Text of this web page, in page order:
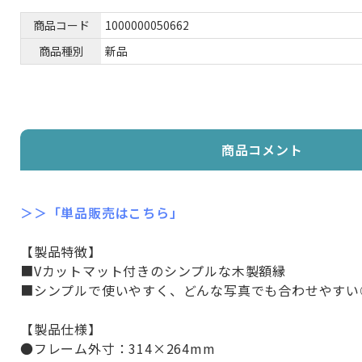
商品コード
1000000050662
商品種別
新品
商品コメント
＞＞「単品販売はこちら」
【製品特徴】
■Vカットマット付きのシンプルな木製額縁
■シンプルで使いやすく、どんな写真でも合わせやす
【製品仕様】
●フレーム外寸：314×264mm